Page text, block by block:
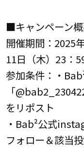
■キャンペーン
開催期間：2025
11日（木）23：
参加条件：・
「
をリポスト
・Bab²公式
フォロー＆該当